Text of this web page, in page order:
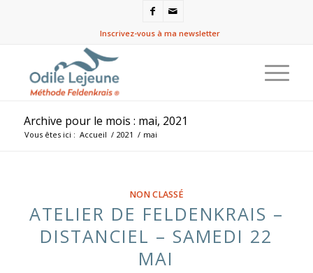
Inscrivez-vous à ma newsletter
Archive pour le mois : mai, 2021
Vous êtes ici : Accueil / 2021 / mai
NON CLASSÉ
ATELIER DE FELDENKRAIS –
DISTANCIEL – SAMEDI 22
MAI